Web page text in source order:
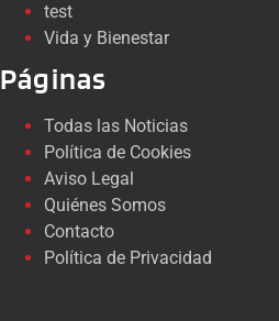
test
Vida y Bienestar
Páginas
Todas las Noticias
Política de Cookies
Aviso Legal
Quiénes Somos
Contacto
Política de Privacidad